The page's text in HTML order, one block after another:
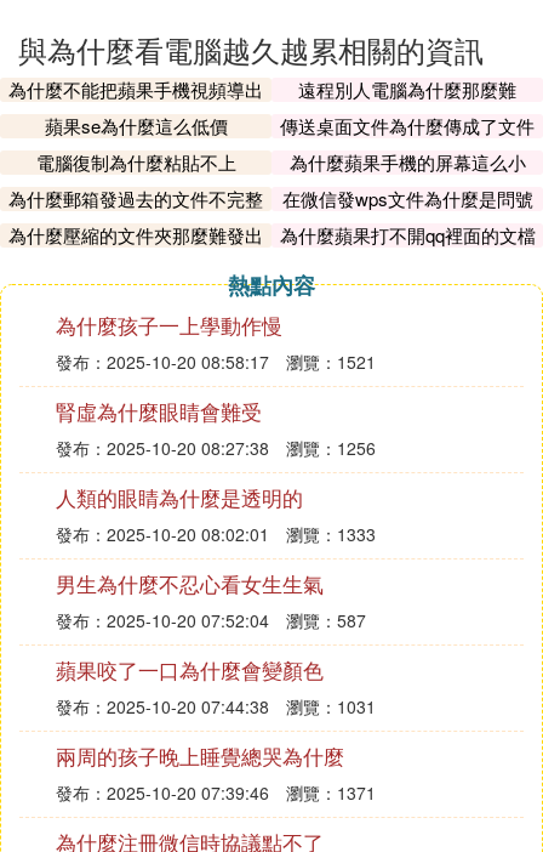
另外,過分專註定睛不眨眼,眼科醫生認為亦是關鍵.電
腦操作是一件視力相當集中的工作,會減少眼內潤滑
劑和酶的分泌.一蘆遲般來說,如果人每分鍾眨眼少於5
次,而且持續時間較長,便會使眼睛乾燥、疲勞,出現重
影、視力模糊以及頭頸疼痛等症狀.
因追看電視劇而發病的患者,不是沒有定睛不眨眼的
現象出現,但數量肯定較平常用電腦者少,原因是看電
視性質較為消閑,又有廣告位,人的專注力也較低,但用
電腦打機或上網者,卻有可能專注得忘記眨眼,外國就
有研究以觀察機迷,發現他們平均2分逗肢多鍾也不會
眨眼一次,此舉就非常傷眼了.
眼科專家還指出,雖然現時青少年多沉迷打機,但患上
電腦視力綜合症者,仍以上班族為常見,因為此症皆因
累積勞損而得病,上班族用 「腦」時日已久,自然沒那
麼禁得住捱,較易發病.其山嘩世中,從事金融工作的人
士,因入夜後仍要上網留意外國股市,作息跟生理時鍾
經常不配合,這對視力健康影響會更甚,他們也是患電
腦視力綜合症的高危族,這類人往往用電腦半年時間
就開始發病。
與為什麼看電腦越久越累相關的資訊
為什麼不能把蘋果手機視頻導出
遠程別人電腦為什麼那麼難
蘋果se為什麼這么低價
傳送桌面文件為什麼傳成了文件
夾
電腦復制為什麼粘貼不上
為什麼蘋果手機的屏幕這么小
為什麼郵箱發過去的文件不完整
呢
在微信發wps文件為什麼是問號
為什麼壓縮的文件夾那麼難發出
為什麼蘋果打不開qq裡面的文檔
熱點內容
為什麼孩子一上學動作慢
發布：2025-10-20 08:58:17 瀏覽：1521
腎虛為什麼眼睛會難受
發布：2025-10-20 08:27:38 瀏覽：1256
人類的眼睛為什麼是透明的
發布：2025-10-20 08:02:01 瀏覽：1333
男生為什麼不忍心看女生生氣
發布：2025-10-20 07:52:04 瀏覽：587
蘋果咬了一口為什麼會變顏色
發布：2025-10-20 07:44:38 瀏覽：1031
兩周的孩子晚上睡覺總哭為什麼
發布：2025-10-20 07:39:46 瀏覽：1371
為什麼注冊微信時協議點不了